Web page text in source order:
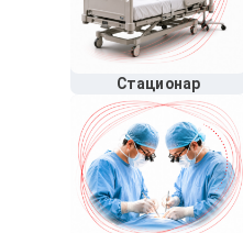
Стационар